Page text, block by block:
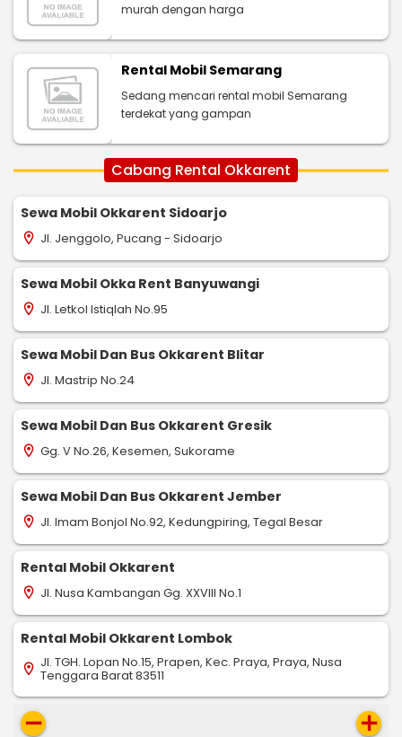
murah dengan harga
Rental Mobil Semarang
Sedang mencari rental mobil Semarang
terdekat yang gampan
Cabang Rental Okkarent
Sewa Mobil Okkarent Sidoarjo
location_on Jl. Jenggolo, Pucang - Sidoarjo
Sewa Mobil Okka Rent Banyuwangi
location_on Jl. Letkol Istiqlah No.95
Sewa Mobil Dan Bus Okkarent Blitar
location_on Jl. Mastrip No.24
Sewa Mobil Dan Bus Okkarent Gresik
location_on Gg. V No.26, Kesemen, Sukorame
Sewa Mobil Dan Bus Okkarent Jember
location_on Jl. Imam Bonjol No.92, Kedungpiring, Tegal Besar
Rental Mobil Okkarent
location_on Jl. Nusa Kambangan Gg. XXVIII No.1
Rental Mobil Okkarent Lombok
location_on Jl. TGH. Lopan No.15, Prapen, Kec. Praya, Praya, Nusa
Tenggara Barat 83511
remove add